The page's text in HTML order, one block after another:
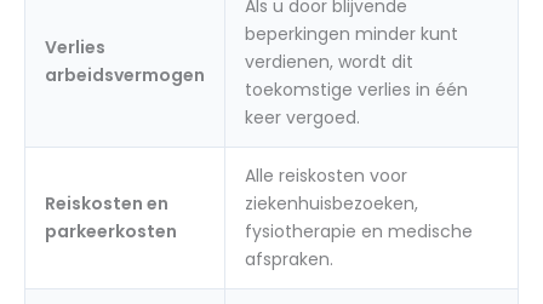
Verlies
arbeidsvermogen
Als u door blijvende
beperkingen minder kunt
verdienen, wordt dit
toekomstige verlies in één
keer vergoed.
Reiskosten en
parkeerkosten
Alle reiskosten voor
ziekenhuisbezoeken,
fysiotherapie en medische
afspraken.